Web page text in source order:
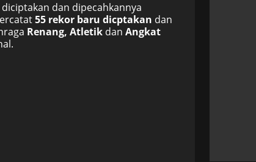
dan dipecahkannya
55 rekor baru dicptakan dan
Renang, Atletik dan Angkat